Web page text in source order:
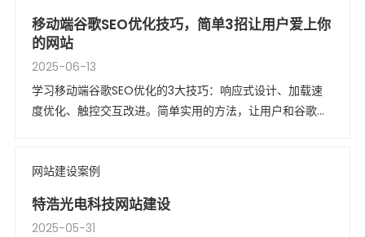
移动端谷歌SEO优化技巧，简单3招让用户爱上你
的网站
2025-06-13
学习移动端谷歌SEO优化的3大技巧：响应式设计、加载速
度优化、触控交互改进。简单实用的方法，让用户和谷歌都
网站建设案例
特浩光电科技网站建设
2025-05-31